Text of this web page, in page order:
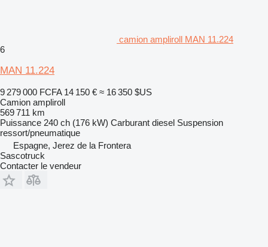
camion ampliroll MAN 11.224
6
MAN 11.224
9 279 000 FCFA 14 150 € ≈ 16 350 $US
Camion ampliroll
569 711 km
Puissance 240 ch (176 kW) Carburant diesel Suspension
ressort/pneumatique
Espagne, Jerez de la Frontera
Sascotruck
Contacter le vendeur